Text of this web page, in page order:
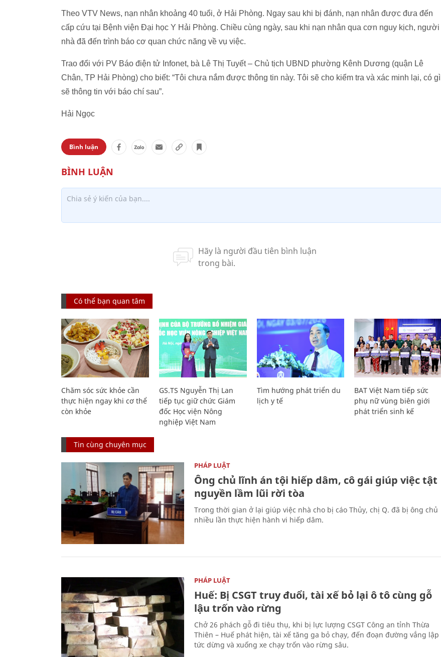
Theo VTV News, nạn nhân khoảng 40 tuổi, ở Hải Phòng. Ngay sau khi bị đánh, nạn nhân được đưa đến
cấp cứu tại Bệnh viện Đại học Y Hải Phòng. Chiều cùng ngày, sau khi nạn nhân qua cơn nguy kịch, người
nhà đã đến trình báo cơ quan chức năng về vụ việc.
Trao đổi với PV Báo điện tử Infonet, bà Lê Thị Tuyết – Chủ tịch UBND phường Kênh Dương (quận Lê
Chân, TP Hải Phòng) cho biết: “Tôi chưa nắm được thông tin này. Tôi sẽ cho kiểm tra và xác minh lại, có gì
sẽ thông tin với báo chí sau”.
Hải Ngọc
Bình luận
Có thể bạn quan tâm
Chăm sóc sức khỏe cần
thực hiện ngay khi cơ thể
còn khỏe
GS.TS Nguyễn Thị Lan
tiếp tục giữ chức Giám
đốc Học viện Nông
nghiệp Việt Nam
Tìm hướng phát triển du
lịch y tế
BAT Việt Nam tiếp sức
phụ nữ vùng biên giới
phát triển sinh kế
Tin cùng chuyên mục
PHÁP LUẬT
Ông chủ lĩnh án tội hiếp dâm, cô gái giúp việc tật
nguyền lầm lũi rời tòa
Trong thời gian ở lại giúp việc nhà cho bị cáo Thủy, chị Q. đã bị ông chủ
nhiều lần thực hiện hành vi hiếp dâm.
PHÁP LUẬT
Huế: Bị CSGT truy đuổi, tài xế bỏ lại ô tô cùng gỗ
lậu trốn vào rừng
Chở 26 phách gỗ đi tiêu thụ, khi bị lực lượng CSGT Công an tỉnh Thừa
Thiên – Huế phát hiện, tài xế tăng ga bỏ chạy, đến đoạn đường vắng lập
tức dừng và xuống xe chạy trốn vào rừng sâu.